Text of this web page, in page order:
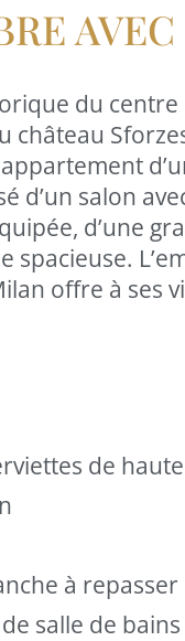
AVEC
du centre
château
d’un salon
d’une
spacieuse.
offre à ses
de
à repasser
salle de bains